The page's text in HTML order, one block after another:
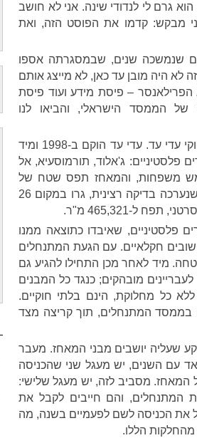
גרם לי לנדודי שינה. אני לא חושב
מבקש: קדמו את הפוסט הזה, ואת
שנמשכה שנים, שבמסגרתה אספו
לא היה מובן עד כאן, לא מייצג אותם
הפרילאנסר – פיסת מידע ועוד פיסת
הממסד הישראלי, והביאו לנו
"מסלול הנישול" מתמקד במאחז הבלתי חוקי עדי עד. עדי עד הוקם ב-1998 ומיד
פלסטיניים: ג'אלוד, תורמוסעיא, אל
גרו בעדי עד חמש משפחות, והמאחז תפס שטח של
כ-15,554 מ"ר; ב-2010, בפעם האחרונה שנערכה בדיקה רצינית, גרו במקום 26
ל-465,321 מ"ר.
פלסטיניים, שאיבדו כתוצאה ממנו
חקלאיים. עם הגעת המתנחלים
מיד לאחר מכן התחילו להגיע גם
מובהקים; כנגד כל המבנים
כל מחלוקת, הינם בלתי חוקיים.
בממסד המתנחלים, תוך קריצה מצד
שעליה יושבים מבני המאחז. מעבר
עם השנים, יש מעגל שני שהכניסה
המאחז. מסביב לזה, יש מעגל שלישי:
המתנחלים, והם חייבים לקבל את
את הכניסה לשם לפעמיים בשנה, מה
הללו.